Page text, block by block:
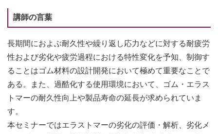
講師の言葉
長期間におよぶ耐久性や繰り返し応力などに対する耐疲労
性および劣化や疲労過程における特性変化を予知、制御す
ることはゴム材料の設計開発において極めて重要なことで
ある。また、過酷化する使用環境において、ゴム・エラス
トマーの耐久性向上や製品寿命の延長が求められていま
す。
本セミナーではエラストマーの劣化の評価・解析、劣化メ